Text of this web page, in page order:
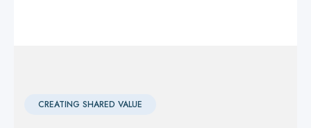
CREATING SHARED VALUE